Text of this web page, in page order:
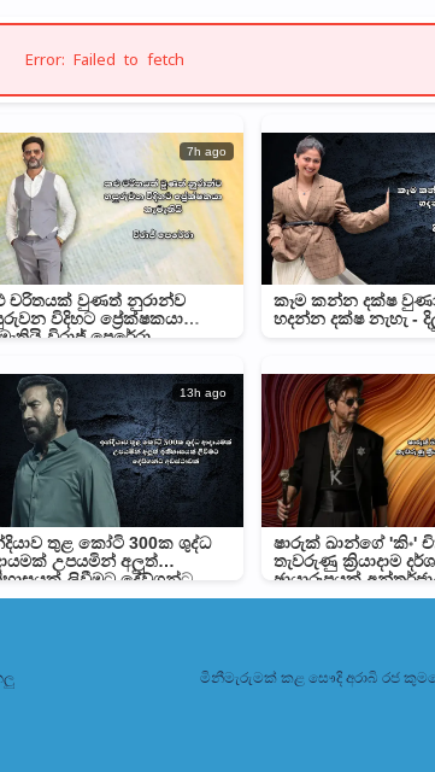
Error: Failed to fetch
7h ago
චරිතයක් වුණත් නුරාන්ව
විදිහට ප්‍රේක්ෂකයා
විරාජ් පෙරේරා
කෑම කන්න දක්ෂ
හදන්න දක්ෂ නැහැ -
13h ago
තුළ කෝටි 300ක ශුද්ධ
උපයමින් අලුත්
ලිවීමට දේව්ගන්ට
ෂාරුක් ඛාන්ගේ 'කිං'
තැවරුණු ක්‍රියාදාම
ඡායාරූපයක්
මිනීමැරුමක් කළ සෞදි අරාබි රජ